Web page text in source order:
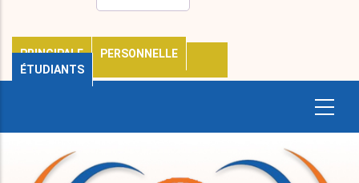
PRINCIPALE
PERSONNELLE
ÉTUDIANTS